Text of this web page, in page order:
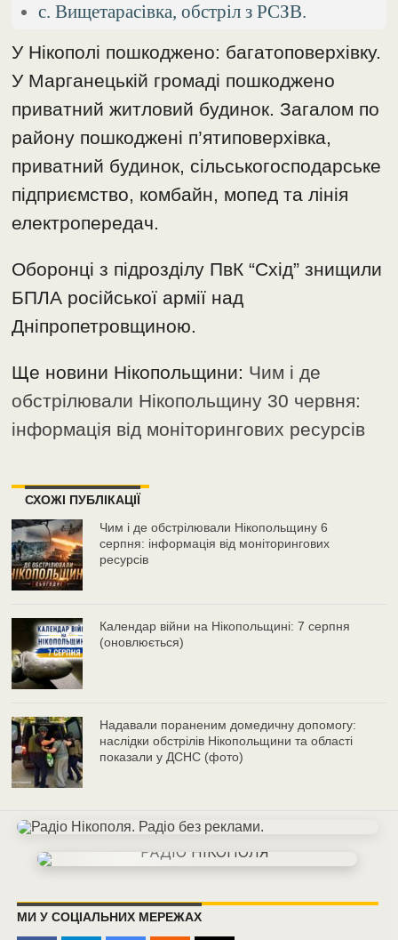
с. Вищетарасівка, обстріл з РСЗВ.
У Нікополі пошкоджено: багатоповерхівку.
У Марганецькій громаді пошкоджено
приватний житловий будинок. Загалом по
району пошкоджені п’ятиповерхівка,
приватний будинок, сільськогосподарське
підприємство, комбайн, мопед та лінія
електропередач.
Оборонці з підрозділу ПвК “Схід” знищили
БПЛА російської армії над
Дніпропетровщиною.
Ще новини Нікопольщини: Чим і де
обстрілювали Нікопольщину 30 червня:
інформація від моніторингових ресурсів
СХОЖІ ПУБЛІКАЦІЇ
Чим і де обстрілювали Нікопольщину 6
серпня: інформація від моніторингових
ресурсів
Календар війни на Нікопольщині: 7 серпня
(оновлюється)
Надавали пораненим домедичну допомогу:
наслідки обстрілів Нікопольщини та області
показали у ДСНС (фото)
МИ У СОЦІАЛЬНИХ МЕРЕЖАХ